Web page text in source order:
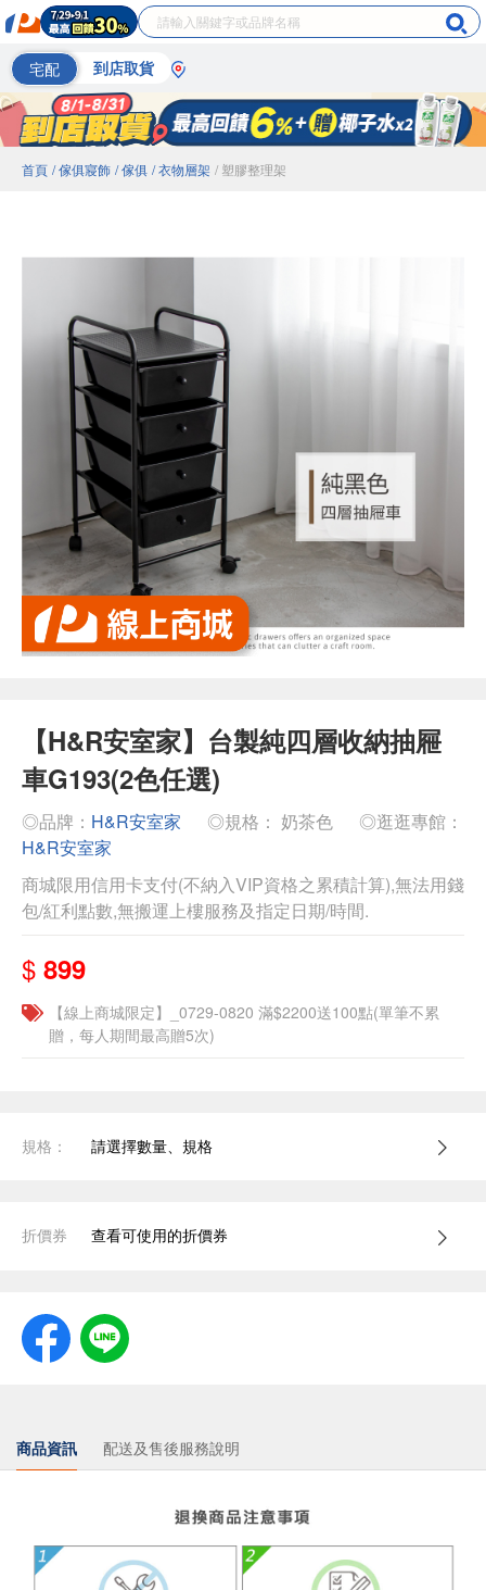
宅配 到店取貨
首頁 / 傢俱寢飾 / 傢俱 / 衣物層架 / 塑膠整理架
【H&R安室家】台製純四層收納抽屜
車G193(2色任選)
◎品牌： H&R安室家 ◎規格： 奶茶色
◎逛逛專館：
H&R安室家
商城限用信用卡支付(不納入VIP資格之累積計算),無法用錢
包/紅利點數,無搬運上樓服務及指定日期/時間.
$ 899
【線上商城限定】_0729-0820 滿$2200送100點(單筆不累
贈，每人期間最高贈5次)
規格： 請選擇數量、規格
折價券 查看可使用的折價券
商品資訊 配送及售後服務說明